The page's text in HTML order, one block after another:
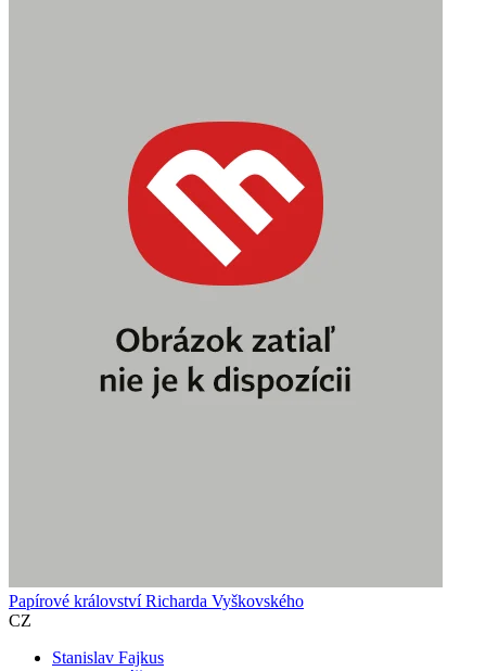
Papírové království Richarda Vyškovského
CZ
Stanislav Fajkus